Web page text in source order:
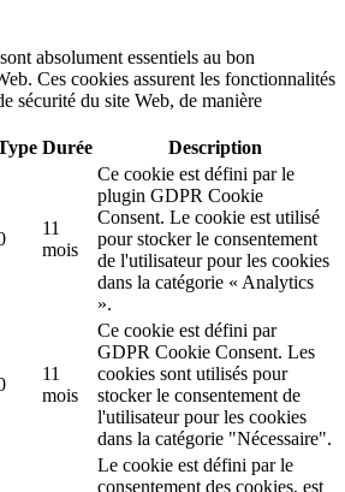
absolument essentiels au bon
Ces cookies assurent les fonctionnalités
sécurité du site Web, de manière
Durée Description
11
mois
Ce cookie est défini par le
plugin GDPR Cookie
Consent. Le cookie est utilisé
pour stocker le consentement
de l'utilisateur pour les cookies
dans la catégorie « Analytics
».
11
mois
Ce cookie est défini par
GDPR Cookie Consent. Les
cookies sont utilisés pour
stocker le consentement de
l'utilisateur pour les cookies
dans la catégorie "Nécessaire".
Le cookie est défini par le
consentement des cookies, est